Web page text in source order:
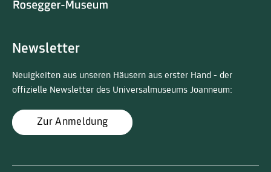
Newsletter
Neuigkeiten aus unseren Häusern aus erster Hand - der
offizielle Newsletter des Universalmuseums Joanneum:
Zur Anmeldung